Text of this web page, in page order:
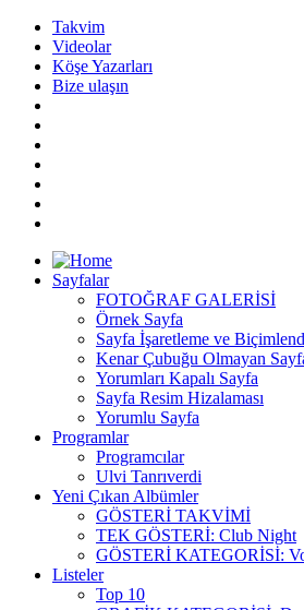
Takvim
Videolar
Köşe Yazarları
Bize ulaşın
Sayfalar
FOTOĞRAF GALERİSİ
Örnek Sayfa
Sayfa İşaretleme ve
Kenar Çubuğu Olmayan
Yorumları Kapalı Sayfa
Sayfa Resim Hizalaması
Yorumlu Sayfa
Programlar
Programcılar
Ulvi Tanrıverdi
Yeni Çıkan Albümler
GÖSTERİ TAKVİMİ
TEK GÖSTERİ: Club Night
GÖSTERİ KATEGORİSİ:
Listeler
Top 10